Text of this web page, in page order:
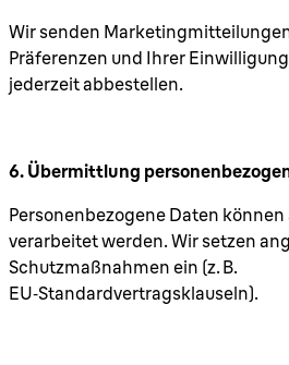
Wir senden
Präferenzen und Ihrer
jederzeit abbestellen.
6. Übermittlung
Personenbezogene Daten
verarbeitet werden. Wir setzen
Schutzmaßnahmen ein (z. B.
EU‑Standardvertragsklauseln).